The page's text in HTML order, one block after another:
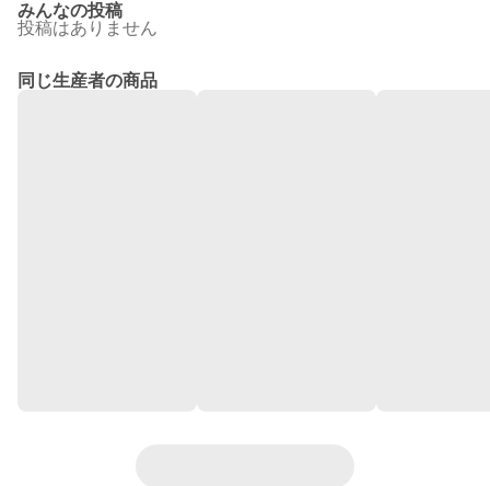
みんなの投稿
投稿はありません
同じ生産者の商品